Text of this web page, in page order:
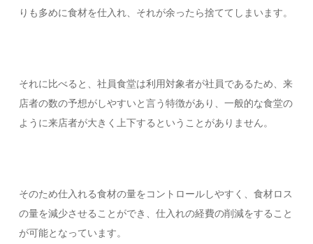
りも多めに食材を仕入れ、それが余ったら捨ててしまいます。
それに比べると、社員食堂は利用対象者が社員であるため、来
店者の数の予想がしやすいと言う特徴があり、一般的な食堂の
ように来店者が大きく上下するということがありません。
そのため仕入れる食材の量をコントロールしやすく、食材ロス
の量を減少させることができ、仕入れの経費の削減をすること
が可能となっています。